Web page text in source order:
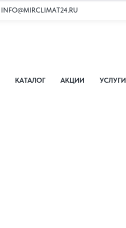
INFO@MIRCLIMAT24.RU
КАТАЛОГ АКЦИИ УСЛУГИ